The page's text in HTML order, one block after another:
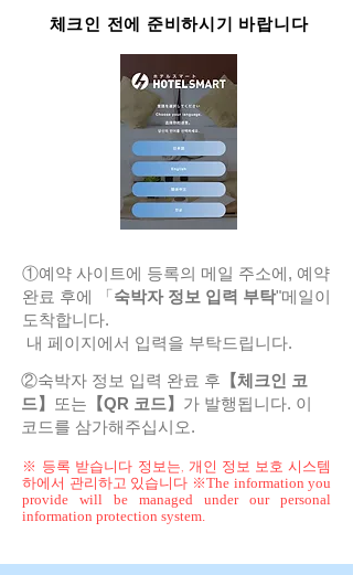
​체크인 전에 준비하시기 바랍니다
①예약 사이트에 등록의 메일 주소에, 예약
완료 후에 「숙박자 정보 입력 부탁"메일이
도착합니다.
​ 내 페이지에서 입력을 부탁드립니다.
②숙박자 정보 입력 완료 후 【체크인 코
드】
또는 【QR 코드】 가 발행됩니다. 이
코드를 삼가해주십시오.
※​ 등록 받습니다 정보는, 개인 정보 보호 시스템
하에서 관리하고 있습니다 ※The information you
provide will be managed under our personal
information protection system.